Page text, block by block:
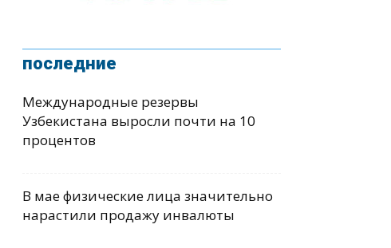
последние
Международные резервы
Узбекистана выросли почти на 10
процентов
В мае физические лица значительно
нарастили продажу инвалюты